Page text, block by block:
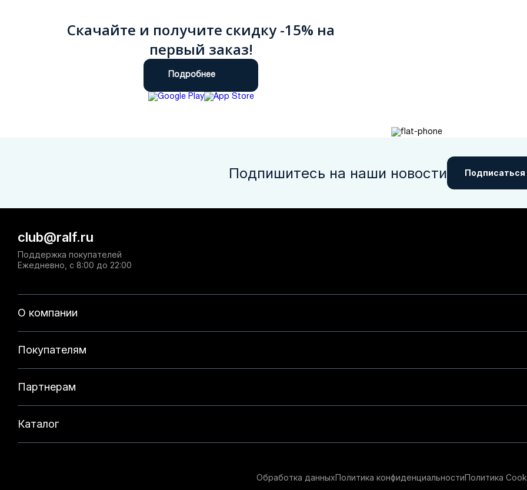
Скачайте и получите скидку -15% на
первый заказ!
Подробнее
Подпишитесь на наши новости Подписаться
О компании
Покупателям
Партнерам
Каталог
club@ralf.ru
Поддержка покупателей
Ежедневно, с 8:00 до 22:00
Обработка данныхПолитика конфиденциальностиПолитика